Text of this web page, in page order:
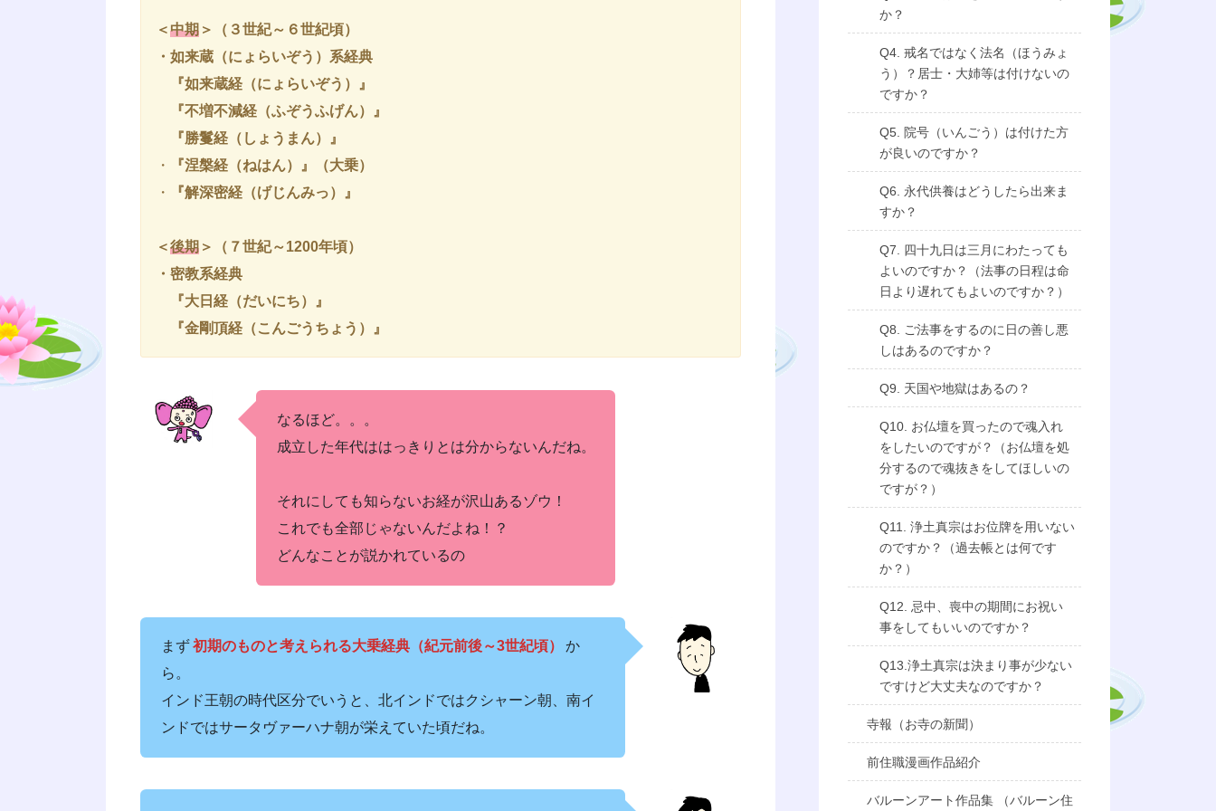
＜中期 ＞（３世紀～６世紀頃）
・如来蔵（にょらいぞう）系経典
『如来蔵経 （にょらいぞう） 』
『不増不減経 （ふぞうふげん） 』
『勝鬘経 （しょうまん） 』
・
『涅槃経 （ねはん） 』
（大乗）
・
『解深密経 （げじんみっ） 』
＜後期 ＞（７世紀～1200年頃）
・密教系経典
『大日経 （だいにち） 』
『金剛頂経 （こんごうちょう） 』
なるほど。。。
成立した年代ははっきりとは分からないんだね。
それにしても知らないお経が沢山あるゾウ！
これでも全部じゃないんだよね！？
どんなことが説かれているの
まず初期のものと考えられる大乗経典（紀元前後～3世紀頃）
か
ら。
インド王朝の時代区分でいうと、北インドではクシャーン朝、南イ
ンドではサータヴァーハナ朝が栄えていた頃だね。
か？
Q4. 戒名ではなく法名（ほうみょ
う）？居士・大姉等は付けないの
ですか？
Q5. 院号（いんごう）は付けた方
が良いのですか？
Q6. 永代供養はどうしたら出来ま
すか？
Q7. 四十九日は三月にわたっても
よいのですか？（法事の日程は命
日より遅れてもよいのですか？）
Q8. ご法事をするのに日の善し悪
しはあるのですか？
Q9. 天国や地獄はあるの？
Q10. お仏壇を買ったので魂入れ
をしたいのですが？（お仏壇を処
分するので魂抜きをしてほしいの
ですが？）
Q11. 浄土真宗はお位牌を用いない
のですか？（過去帳とは何です
か？）
Q12. 忌中、喪中の期間にお祝い
事をしてもいいのですか？
Q13.浄土真宗は決まり事が少ない
ですけど大丈夫なのですか？
寺報（お寺の新聞）
前住職漫画作品紹介
バルーンアート作品集 （バルーン住